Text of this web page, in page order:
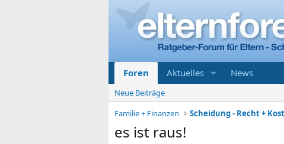
Foren Aktuelles News
Neue Beiträge
Familie + Finanzen
Scheidung - Recht +
es ist raus!